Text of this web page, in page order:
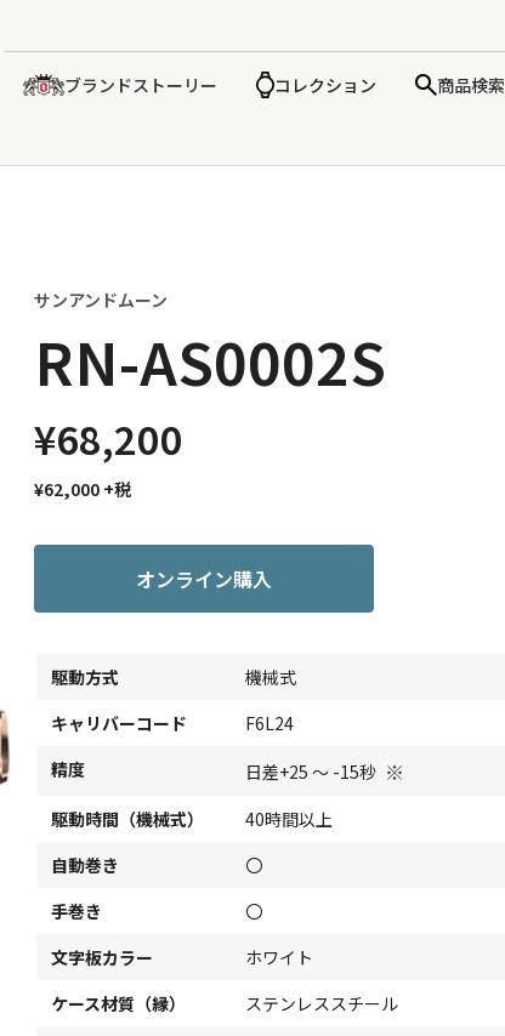
ブランドストーリー コレクション 商品検索
サンアンドムーン
RN-AS0002S
¥68,200
¥62,000 +税
オンライン購入
駆動方式
機械式
キャリバーコード
F6L24
精度
日差+25 ～ -15秒 ※
駆動時間（機械式）
40時間以上
自動巻き
〇
手巻き
〇
文字板カラー
ホワイト
ケース材質（縁）
ステンレススチール